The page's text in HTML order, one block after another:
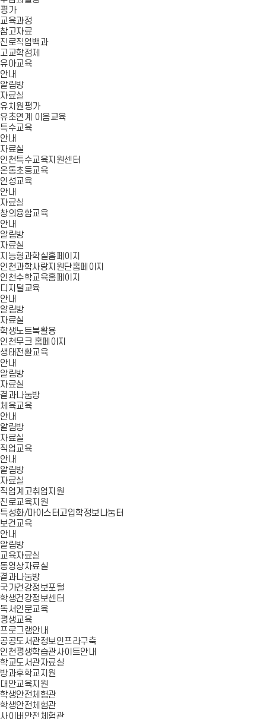
평가
교육과정
참고자료
진로직업백과
고교학점제
유아교육
안내
알림방
자료실
유치원평가
유초연계 이음교육
특수교육
안내
자료실
인천특수교육지원센터
온통초등교육
인성교육
안내
자료실
창의융합교육
안내
알림방
자료실
지능형과학실홈페이지
인천과학사랑지원단홈페이지
인천수학교육홈페이지
디지털교육
안내
알림방
자료실
학생노트북활용
인천무크 홈페이지
생태전환교육
안내
알림방
자료실
결과나눔방
체육교육
안내
알림방
자료실
직업교육
안내
알림방
자료실
직업계고취업지원
진로교육지원
특성화/마이스터고입학정보나눔터
보건교육
안내
알림방
교육자료실
동영상자료실
결과나눔방
국가건강정보포털
학생건강정보센터
독서인문교육
평생교육
프로그램안내
공공도서관정보인프라구축
인천평생학습관사이트안내
학교도서관자료실
방과후학교지원
대안교육지원
학생안전체험관
학생안전체험관
사이버안전체험관